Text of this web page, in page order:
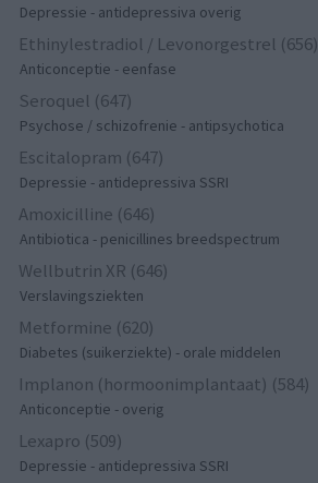
Depressie - antidepressiva overig
Ethinylestradiol / Levonorgestrel (656)
Anticonceptie - eenfase
Seroquel (647)
Psychose / schizofrenie - antipsychotica
Escitalopram (647)
Depressie - antidepressiva SSRI
Amoxicilline (646)
Antibiotica - penicillines breedspectrum
Wellbutrin XR (646)
Verslavingsziekten
Metformine (620)
Diabetes (suikerziekte) - orale middelen
Implanon (hormoonimplantaat) (584)
Anticonceptie - overig
Lexapro (509)
Depressie - antidepressiva SSRI